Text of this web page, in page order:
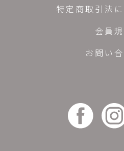
特定商取引法
会員
お問い